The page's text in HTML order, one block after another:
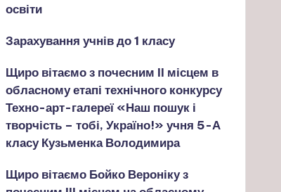
освіти
Зарахування учнів до 1 класу
Щиро вітаємо з почесним ІІ місцем в
обласному етапі технічного конкурсу
Техно-арт-галереї «Наш пошук і
творчість – тобі, Україно!» учня 5-А
класу Кузьменка Володимира
Щиро вітаємо Бойко Вероніку з